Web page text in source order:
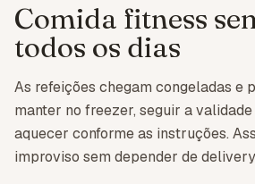
Comida fitness
todos os dias
As refeições chegam congeladas e
manter no freezer, seguir a
aquecer conforme as instruções.
improviso sem depender de